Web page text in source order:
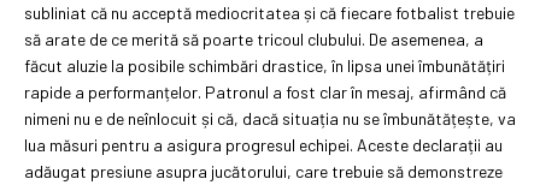
subliniat că nu acceptă mediocritatea și că fiecare fotbalist trebuie
să arate de ce merită să poarte tricoul clubului. De asemenea, a
făcut aluzie la posibile schimbări drastice, în lipsa unei îmbunătățiri
rapide a performanțelor. Patronul a fost clar în mesaj, afirmând că
nimeni nu e de neînlocuit și că, dacă situația nu se îmbunătățește, va
lua măsuri pentru a asigura progresul echipei. Aceste declarații au
adăugat presiune asupra jucătorului, care trebuie să demonstreze